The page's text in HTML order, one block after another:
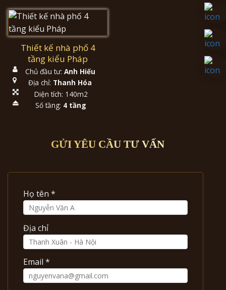
Thiết kế nhà phố 4
tầng kiểu Pháp
Chủ đầu tư: Anh Hiếu
Địa chỉ: Thanh Hóa
Diện tích: 140m2
Số tầng: 4 tầng
GỬI YÊU CẦU TƯ VẤN
Họ tên *
Địa chỉ
Email *